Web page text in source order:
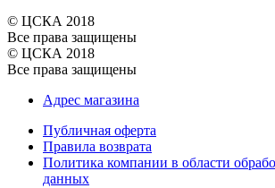
© ЦСКА 2018
Все права защищены
© ЦСКА 2018
Все права защищены
Адрес магазина
Публичная оферта
Правила возврата
Политика компании в области
данных